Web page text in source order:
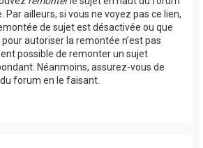
Par ailleurs, si vous ne voyez pas ce lien,
de sujet est désactivée ou que
pour autoriser la remontée n’est pas
possible de remonter un sujet
Néanmoins, assurez-vous de
forum en le faisant.